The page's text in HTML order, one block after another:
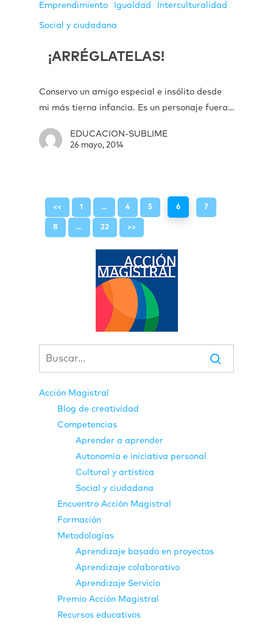
Emprendimiento Igualdad Interculturalidad
Social y ciudadana
¡ARRÉGLATELAS!
Conservo un amigo especial e insólito desde
mi más tierna infancia. Es un personaje fuera…
EDUCACION-SUBLIME
26 mayo, 2014
<< 1 … 4 5 6 7
8 … 22 >>
Acción Magistral
Blog de creatividad
Competencias
Aprender a aprender
Autonomía e iniciativa personal
Cultural y artística
Social y ciudadana
Encuentro Acción Magistral
Formación
Metodologías
Aprendizaje basado en proyectos
Aprendizaje colaborativo
Aprendizaje Servicio
Premio Acción Magistral
Recursos educativos